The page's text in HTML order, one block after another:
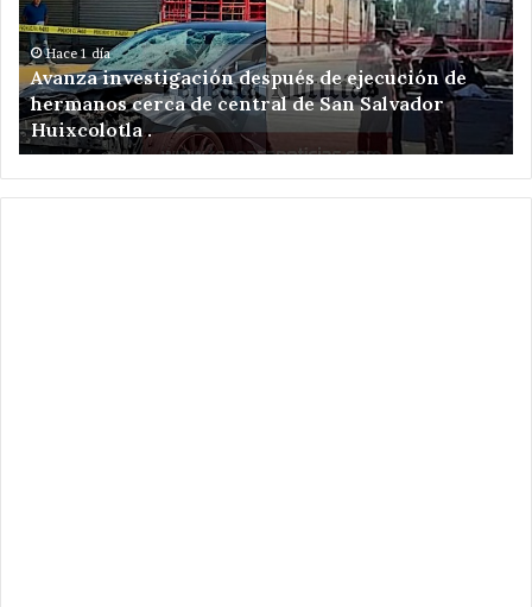
de
hermanos
cerca
de
central
de
San
Salvador
Hace 1 día
Avanza investigación después de ejecución de
hermanos cerca de central de San Salvador
Huixcolotla .
de